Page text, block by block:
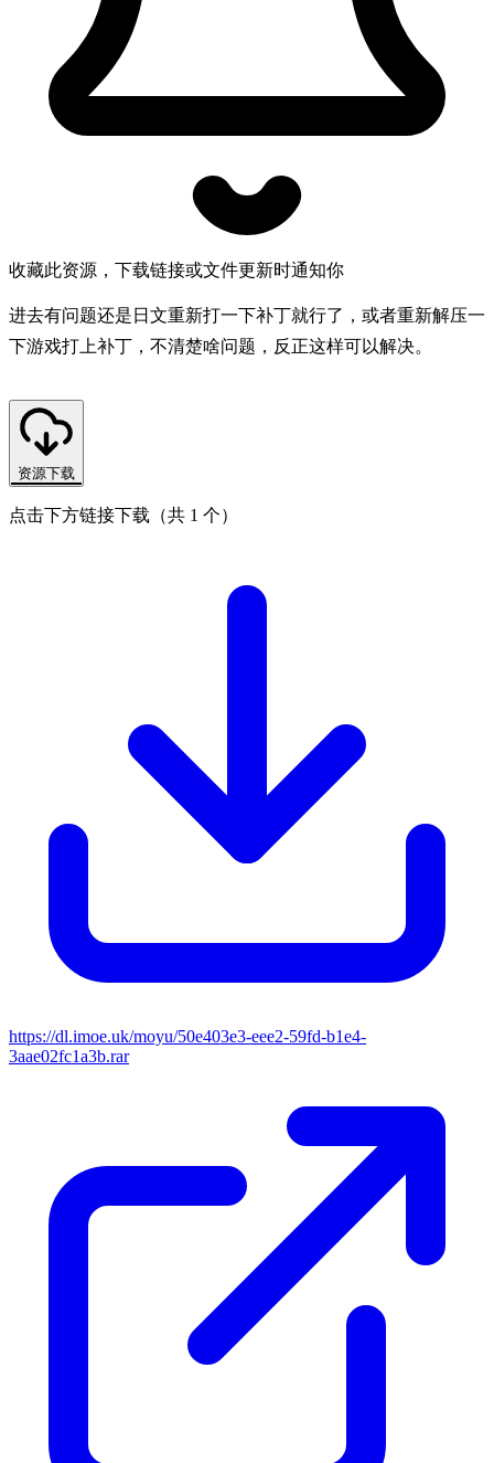
收藏此资源，下载链接或文件更新时通知你
进去有问题还是日文重新打一下补丁就行了，或者重新解压一
下游戏打上补丁，不清楚啥问题，反正这样可以解决。
资源下载
点击下方链接下载（共 1 个）
https://dl.imoe.uk/moyu/50e403e3-eee2-59fd-b1e4-
3aae02fc1a3b.rar